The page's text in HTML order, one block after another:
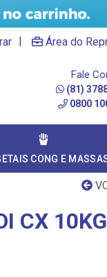
| Área do
Fale
(81)
0800
CONG E
CX 10KG